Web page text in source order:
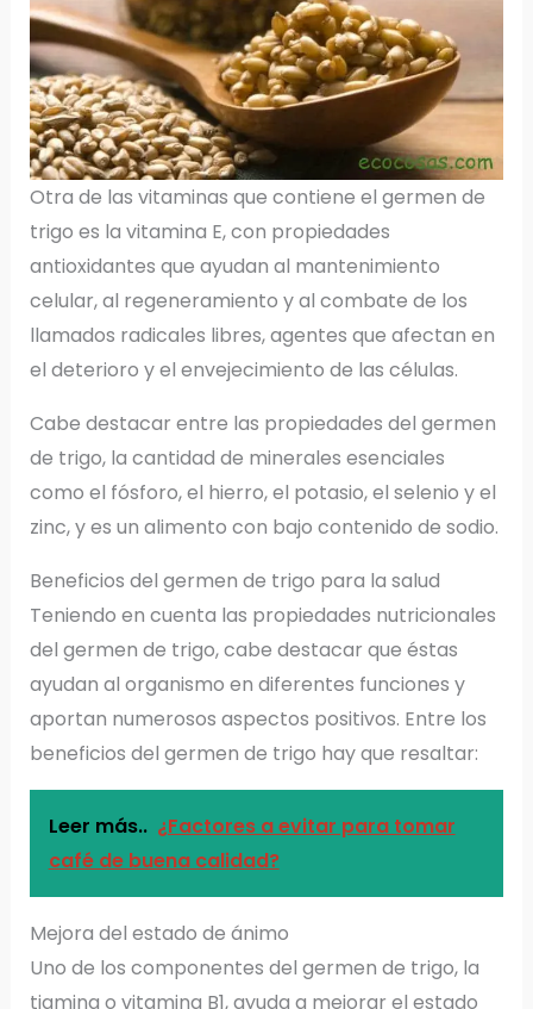
Otra de las vitaminas que contiene el germen de
trigo es la vitamina E, con propiedades
antioxidantes que ayudan al mantenimiento
celular, al regeneramiento y al combate de los
llamados radicales libres, agentes que afectan en
el deterioro y el envejecimiento de las células.
Cabe destacar entre las propiedades del germen
de trigo, la cantidad de minerales esenciales
como el fósforo, el hierro, el potasio, el selenio y el
zinc, y es un alimento con bajo contenido de sodio.
Beneficios del germen de trigo para la salud
Teniendo en cuenta las propiedades nutricionales
del germen de trigo, cabe destacar que éstas
ayudan al organismo en diferentes funciones y
aportan numerosos aspectos positivos. Entre los
beneficios del germen de trigo hay que resaltar:
Leer más.. ¿Factores a evitar para tomar
café de buena calidad?
Mejora del estado de ánimo
Uno de los componentes del germen de trigo, la
tiamina o vitamina B1, ayuda a mejorar el estado